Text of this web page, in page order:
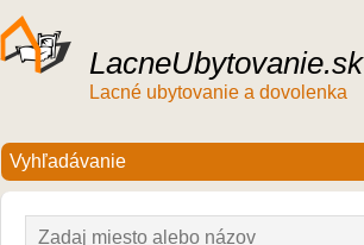
LacneUbytovanie.sk
Lacné ubytovanie a dovolenka